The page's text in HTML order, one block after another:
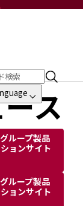
ループ製品
ョンサイト
ループ製品
ョンサイト
ス